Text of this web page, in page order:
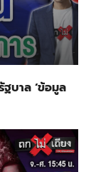
ฐบาล ‘ข้อมูล